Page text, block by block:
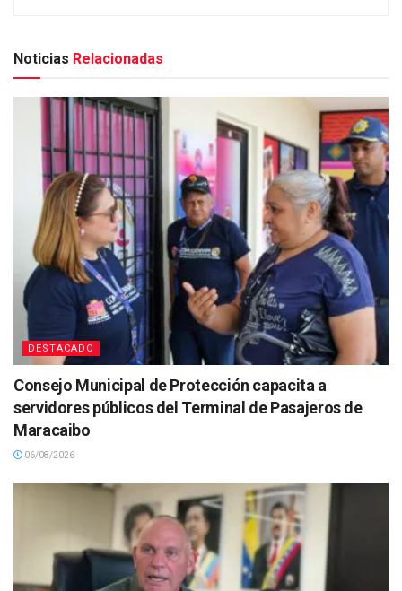
Noticias Relacionadas
DESTACADO
Consejo Municipal de Protección capacita a
servidores públicos del Terminal de Pasajeros de
Maracaibo
06/08/2026